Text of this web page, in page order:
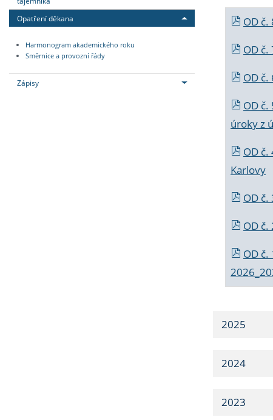
Opatření děkana
Harmonogram akademického roku
Směrnice a provozní řády
Zápisy
OD
OD
OD
OD
úroky z
OD
Karlovy
OD
OD
OD
2025
2024
2023